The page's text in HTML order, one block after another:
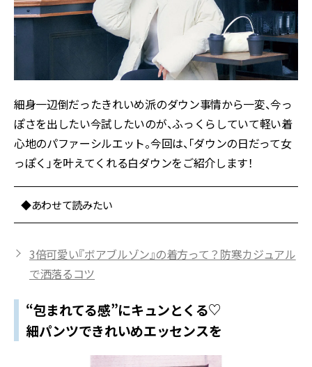
細身一辺倒だったきれいめ派のダウン事情から一変、今っ
ぽさを出したい今試したいのが、ふっくらしていて軽い着
心地のパファーシルエット。今回は、「ダウンの日だって女
っぽく」を叶えてくれる白ダウンをご紹介します！
◆あわせて読みたい
3倍可愛い『ボアブルゾン』の着方って？防寒カジュアル
で洒落るコツ
“包まれてる感”にキュンとくる♡
細パンツできれいめエッセンスを